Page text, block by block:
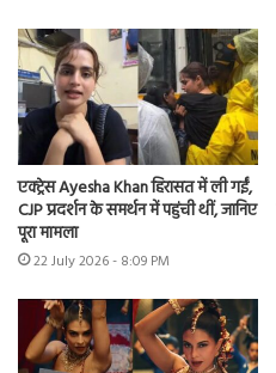
एक्ट्रेस Ayesha Khan हिरासत में ली गईं,
CJP प्रदर्शन के समर्थन में पहुंची थीं, जानिए
पूरा मामला
22 July 2026 - 8:09 PM